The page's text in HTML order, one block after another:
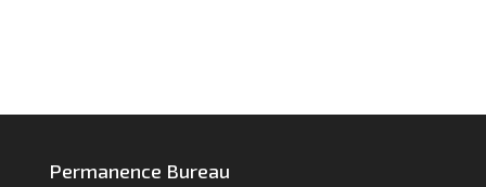
Permanence Bureau